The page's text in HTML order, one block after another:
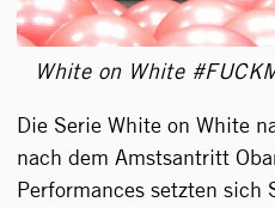
White on White
Die Serie White on White
nach dem Amstsantritt
Performances setzten